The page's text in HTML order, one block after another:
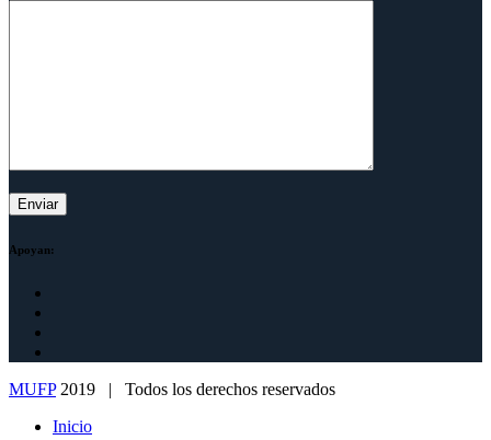
Apoyan:
MUFP2019 | Todos los derechos reservados
Inicio